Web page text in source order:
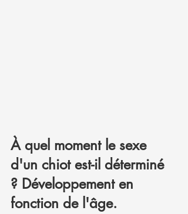
À quel moment le sexe
d'un chiot est-il déterminé
? Développement en
fonction de l'âge.